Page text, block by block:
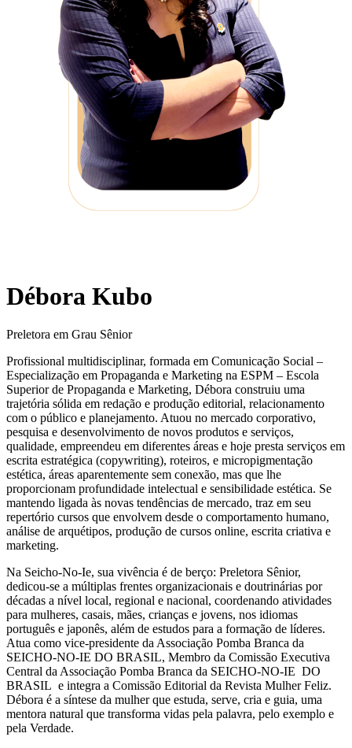
Débora Kubo
Preletora em Grau Sênior
Profissional multidisciplinar, formada em Comunicação Social –
Especialização em Propaganda e Marketing na ESPM – Escola
Superior de Propaganda e Marketing, Débora construiu uma
trajetória sólida em redação e produção editorial, relacionamento
com o público e planejamento. Atuou no mercado corporativo,
pesquisa e desenvolvimento de novos produtos e serviços,
qualidade, empreendeu em diferentes áreas e hoje presta serviços em
escrita estratégica (copywriting), roteiros, e micropigmentação
estética, áreas aparentemente sem conexão, mas que lhe
proporcionam profundidade intelectual e sensibilidade estética. Se
mantendo ligada às novas tendências de mercado, traz em seu
repertório cursos que envolvem desde o comportamento humano,
análise de arquétipos, produção de cursos online, escrita criativa e
marketing.
Na Seicho-No-Ie, sua vivência é de berço: Preletora Sênior,
dedicou-se a múltiplas frentes organizacionais e doutrinárias por
décadas a nível local, regional e nacional, coordenando atividades
para mulheres, casais, mães, crianças e jovens, nos idiomas
português e japonês, além de estudos para a formação de líderes.
Atua como vice-presidente da Associação Pomba Branca da
SEICHO-NO-IE DO BRASIL, Membro da Comissão Executiva
Central da Associação Pomba Branca da SEICHO-NO-IE DO
BRASIL e integra a Comissão Editorial da Revista Mulher Feliz.
Débora é a síntese da mulher que estuda, serve, cria e guia, uma
mentora natural que transforma vidas pela palavra, pelo exemplo e
pela Verdade.